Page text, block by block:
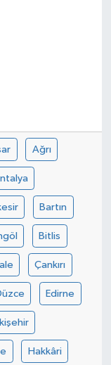
Ağrı
Bartın
Bitlis
Çankırı
Edirne
Hakkâri